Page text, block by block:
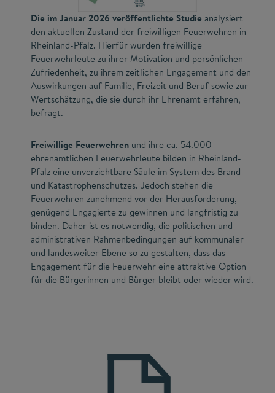
Die im Januar 2026 veröffentlichte Studie analysiert
den aktuellen Zustand der freiwilligen Feuerwehren in
Rheinland-Pfalz. Hierfür wurden freiwillige
Feuerwehrleute zu ihrer Motivation und persönlichen
Zufriedenheit, zu ihrem zeitlichen Engagement und den
Auswirkungen auf Familie, Freizeit und Beruf sowie zur
Wertschätzung, die sie durch ihr Ehrenamt erfahren,
befragt.
Freiwillige Feuerwehren und ihre ca. 54.000
ehrenamtlichen Feuerwehrleute bilden in Rheinland-
Pfalz eine unverzichtbare Säule im System des Brand-
und Katastrophenschutzes. Jedoch stehen die
Feuerwehren zunehmend vor der Herausforderung,
genügend Engagierte zu gewinnen und langfristig zu
binden. Daher ist es notwendig, die politischen und
administrativen Rahmenbedingungen auf kommunaler
und landesweiter Ebene so zu gestalten, dass das
Engagement für die Feuerwehr eine attraktive Option
für die Bürgerinnen und Bürger bleibt oder wieder wird.